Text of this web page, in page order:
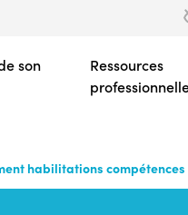
son
Ressources
habilitations